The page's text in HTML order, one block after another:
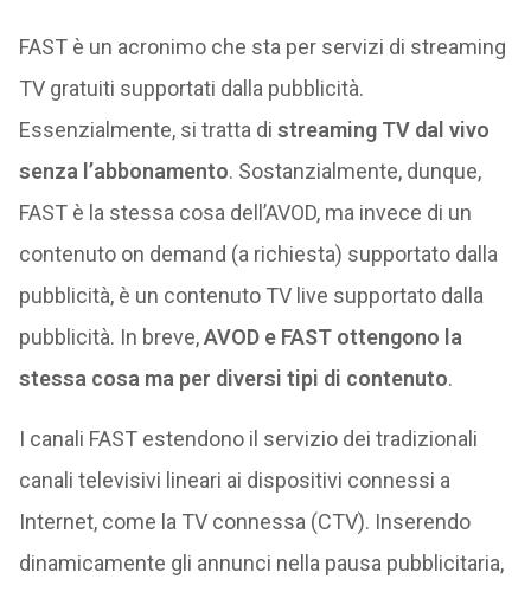
FAST è un acronimo che sta per servizi di streaming
TV gratuiti supportati dalla pubblicità.
Essenzialmente, si tratta di streaming TV dal vivo
senza l’abbonamento. Sostanzialmente, dunque,
FAST è la stessa cosa dell’AVOD, ma invece di un
contenuto on demand (a richiesta) supportato dalla
pubblicità, è un contenuto TV live supportato dalla
pubblicità. In breve,AVOD e FAST ottengono la
stessa cosa ma per diversi tipi di contenuto.
I canali FAST estendono il servizio dei tradizionali
canali televisivi lineari ai dispositivi connessi a
Internet, come la TV connessa (CTV). Inserendo
dinamicamente gli annunci nella pausa pubblicitaria,